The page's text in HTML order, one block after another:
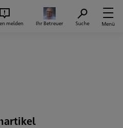
melden Ihr Betreuer Suche Menü